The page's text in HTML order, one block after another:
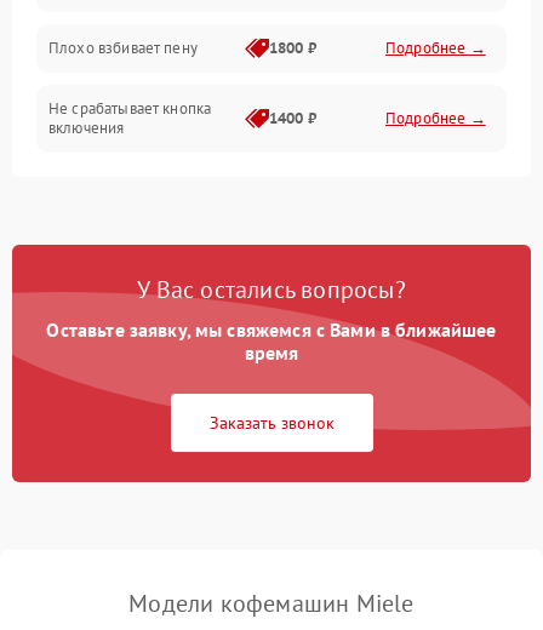
Программное обеспечение
Плохо взбивает пену 1800 ₽ Подробнее →
Не срабатывает кнопка
включения
1400 ₽ Подробнее →
Постоянные сбои в работе 1500 ₽ Подробнее →
У Вас остались вопросы?
Оставьте заявку, мы свяжемся с Вами в ближайшее
время
Заказать звонок
Модели кофемашин Miele